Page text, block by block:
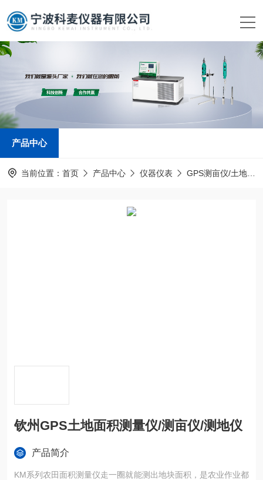
产品中心
当前位置： 首页 产品中心 仪器仪表 GPS测亩仪/土地面积测量仪
钦州GPS土地面积测量仪/测亩仪/测地仪
产品简介
KM系列农田面积测量仪走一圈就能测出地块面积，是农业作业都